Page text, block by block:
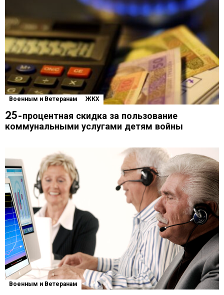
Военным и Ветеранам ЖКХ
25-процентная скидка за пользование
коммунальными услугами детям войны
Военным и Ветеранам